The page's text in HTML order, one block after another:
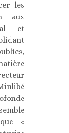
les
aux
et
«